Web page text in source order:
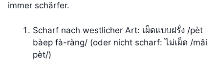
immer schärfer.
Scharf nach westlicher Art: เผ็ดแบบฝรั่ง /pèt
bàep fà-ràng/ (oder nicht scharf: ไม่เผ็ด /mâi
pèt/)